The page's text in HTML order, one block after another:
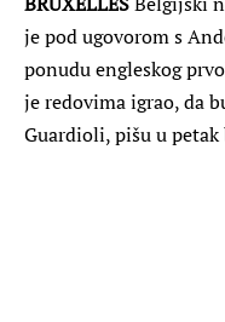
je pod ugovorom s
ponudu engleskog
je redovima igrao, da
Guardioli, pišu u